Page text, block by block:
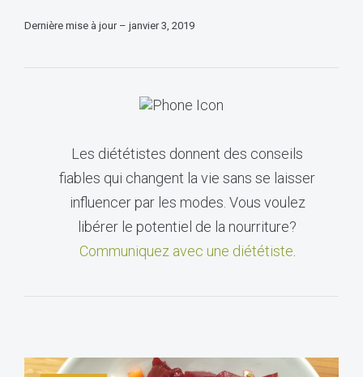
Dernière mise à jour – janvier 3, 2019
Les diététistes donnent des conseils
fiables qui changent la vie sans se laisser
influencer par les modes. Vous voulez
libérer le potentiel de la nourriture?
Communiquez avec une diététiste